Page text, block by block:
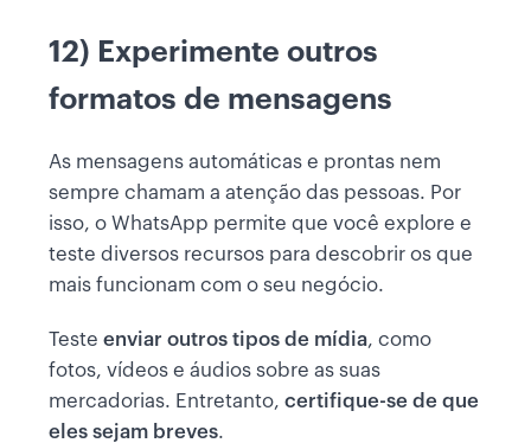
12) Experimente outros
formatos de mensagens
As mensagens automáticas e prontas nem
sempre chamam a atenção das pessoas. Por
isso, o WhatsApp permite que você explore e
teste diversos recursos para descobrir os que
mais funcionam com o seu negócio.
Teste enviar outros tipos de mídia, como
fotos, vídeos e áudios sobre as suas
mercadorias. Entretanto, certifique-se de que
eles sejam breves.